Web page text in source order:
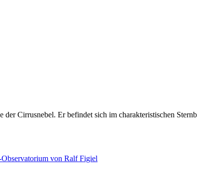
Cirrusnebel. Er befindet sich im charakteristischen